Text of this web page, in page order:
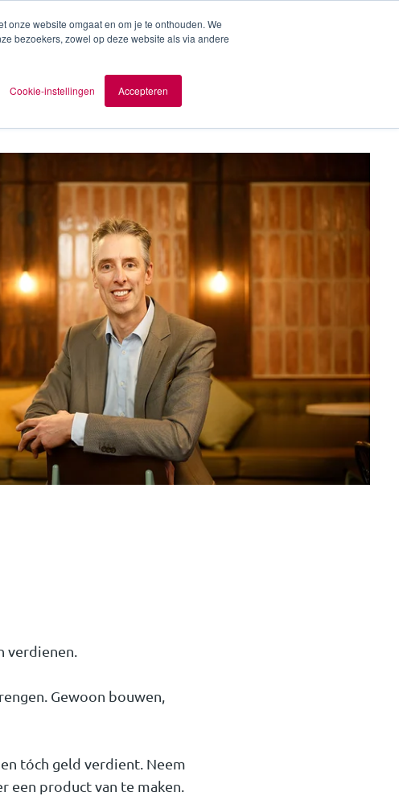
onze website omgaat en om je te onthouden. We
bezoekers, zowel op deze website als via andere
Cookie-instellingen Accepteren
verdienen.
Gewoon bouwen,
tóch geld verdient. Neem
een product van te maken.